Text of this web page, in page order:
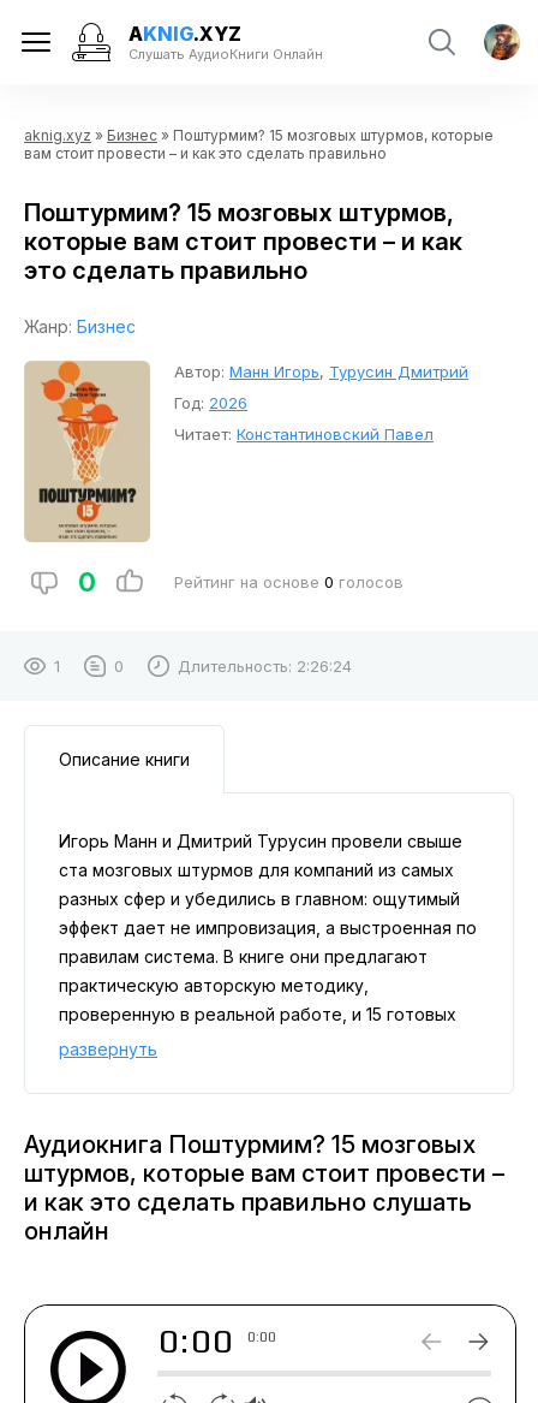
AKNIG.XYZ
Слушать АудиоКниги Онлайн
aknig.xyz » Бизнес » Поштурмим? 15 мозговых штурмов, которые
вам стоит провести – и как это сделать правильно
Поштурмим? 15 мозговых штурмов,
которые вам стоит провести – и как
это сделать правильно
Жанр: Бизнес
Автор: Манн Игорь, Турусин Дмитрий
Год: 2026
Читает: Константиновский Павел
0 Рейтинг на основе 0 голосов
1 0 Длительность: 2:26:24
Описание книги
Игорь Манн и Дмитрий Турусин провели свыше
ста мозговых штурмов для компаний из самых
разных сфер и убедились в главном: ощутимый
эффект дает не импровизация, а выстроенная по
правилам система. В книге они предлагают
практическую авторскую методику,
проверенную в реальной работе, и 15 готовых
сценариев под конкретные бизнес-задачи. Это
внедрять в вашей компании. Открывайте,
решения — от небольших улучшений до
масштабных прорывов.
развернуть
Аудиокнига Поштурмим? 15 мозговых
штурмов, которые вам стоит провести –
и как это сделать правильно слушать
онлайн
0:00 0:00